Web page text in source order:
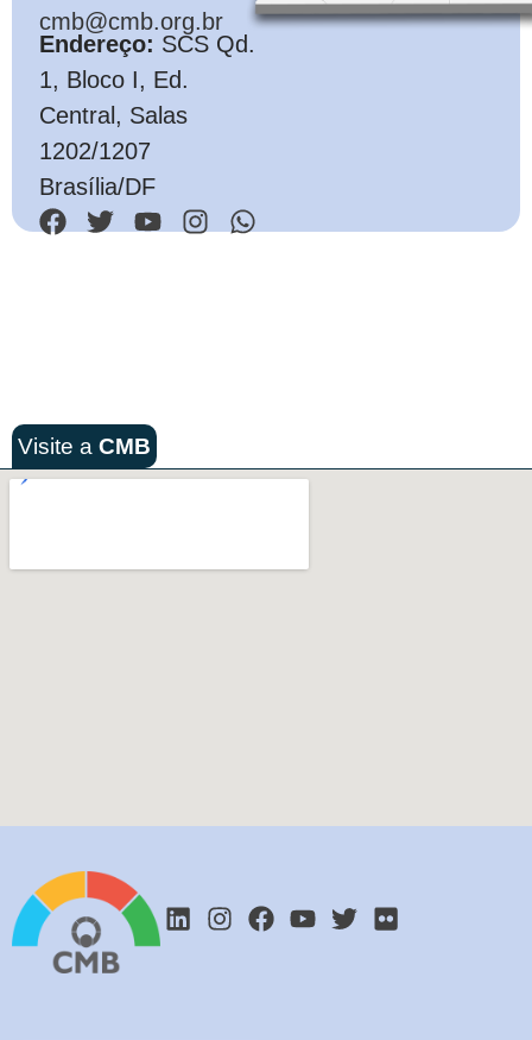
cmb@cmb.org.br
Endereço: SCS Qd.
1, Bloco I, Ed.
Central, Salas
1202/1207
Brasília/DF
Visite a CMB